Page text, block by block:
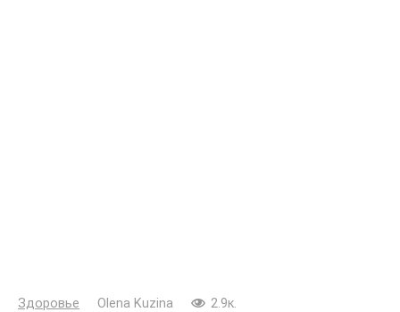
Здоровье Olena Kuzina 2.9к.